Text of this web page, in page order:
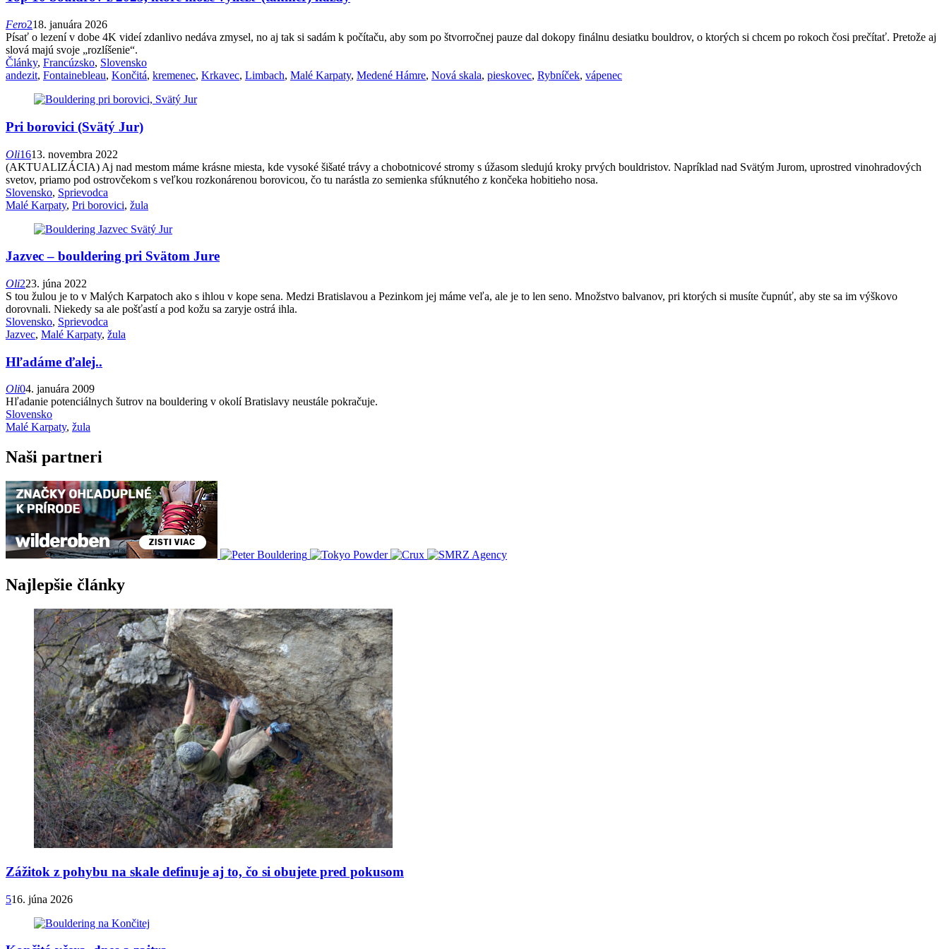
Fero218. januára 2026
Písať o lezení v dobe 4K videí zdanlivo nedáva zmysel, no aj tak si sadám k počítaču, aby som po štvorročnej pauze dal dokopy finálnu desiatku bouldrov, o ktorých si chcem po rokoch čosi prečítať. Pretože aj
slová majú svoje „rozlíšenie“.
Články, Francúzsko, Slovensko
andezit, Fontainebleau, Končitá, kremenec, Krkavec, Limbach, Malé Karpaty, Medené Hámre, Nová skala, pieskovec, Rybníček, vápenec
Pri borovici (Svätý Jur)
Oli1613. novembra 2022
(AKTUALIZÁCIA) Aj nad mestom máme krásne miesta, kde vysoké šišaté trávy a chobotnicové stromy s úžasom sledujú kroky prvých bouldristov. Napríklad nad Svätým Jurom, uprostred vinohradových
svetov, priamo pod ostrovčekom s veľkou rozkonárenou borovicou, čo tu narástla zo semienka sfúknutého z končeka hobitieho nosa.
Slovensko, Sprievodca
Malé Karpaty, Pri borovici, žula
Jazvec – bouldering pri Svätom Jure
Oli223. júna 2022
S tou žulou je to v Malých Karpatoch ako s ihlou v kope sena. Medzi Bratislavou a Pezinkom jej máme veľa, ale je to len seno. Množstvo balvanov, pri ktorých si musíte čupnúť, aby ste sa im výškovo
dorovnali. Niekedy sa ale pošťastí a pod kožu sa zaryje ostrá ihla.
Slovensko, Sprievodca
Jazvec, Malé Karpaty, žula
Hľadáme ďalej..
Oli04. januára 2009
Hľadanie potenciálnych šutrov na bouldering v okolí Bratislavy neustále pokračuje.
Slovensko
Malé Karpaty, žula
Naši partneri
Najlepšie články
Zážitok z pohybu na skale definuje aj to, čo si obujete pred pokusom
516. júna 2026